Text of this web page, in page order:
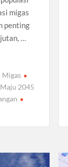
migas
penting
…
Migas
2045